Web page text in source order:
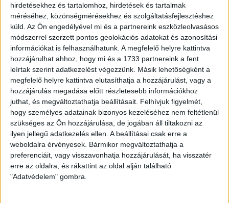
hirdetésekhez és tartalomhoz, hirdetések és tartalmak
méréséhez, közönségmérésekhez és szolgáltatásfejlesztéshez
küld. Az Ön engedélyével mi és a partnereink eszközleolvasásos
módszerrel szerzett pontos geolokációs adatokat és azonosítási
információkat is felhasználhatunk. A megfelelő helyre kattintva
hozzájárulhat ahhoz, hogy mi és a 1733 partnereink a fent
leírtak szerint adatkezelést végezzünk. Másik lehetőségként a
megfelelő helyre kattintva elutasíthatja a hozzájárulást, vagy a
hozzájárulás megadása előtt részletesebb információkhoz
juthat, és megváltoztathatja beállításait. Felhívjuk figyelmét,
hogy személyes adatainak bizonyos kezeléséhez nem feltétlenül
szükséges az Ön hozzájárulása, de jogában áll tiltakozni az
ilyen jellegű adatkezelés ellen. A beállításai csak erre a
weboldalra érvényesek. Bármikor megváltoztathatja a
preferenciáit, vagy visszavonhatja hozzájárulását, ha visszatér
erre az oldalra, és rákattint az oldal alján található
"Adatvédelem" gombra.
Fix 3%
5%-os ÁFA
Eladó Társasházi lakás (#178946)
Győr
83 937 420 Ft
75 m szobák: 3
Fix 3%
5%-os ÁFA